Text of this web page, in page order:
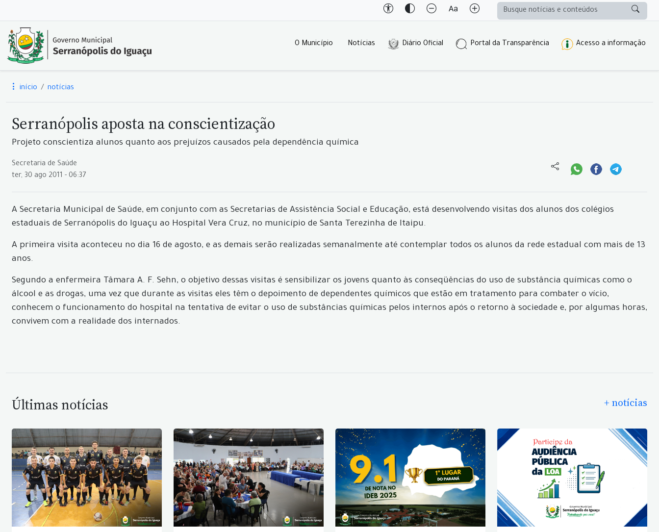
O Município Notícias Diário Oficial Portal da Transparência Acesso a informação
início notícias
Serranópolis aposta na conscientização
Projeto conscientiza alunos quanto aos prejuízos causados pela dependência química
Secretaria de Saúde
ter, 30 ago 2011 - 06:37
A Secretaria Municipal de Saúde, em conjunto com as Secretarias de Assistência Social e Educação, está desenvolvendo visitas dos alunos dos colégios
estaduais de Serranópolis do Iguaçu ao Hospital Vera Cruz, no município de Santa Terezinha de Itaipu.
A primeira visita aconteceu no dia 16 de agosto, e as demais serão realizadas semanalmente até contemplar todos os alunos da rede estadual com mais de 13
anos.
Segundo a enfermeira Tâmara A. F. Sehn, o objetivo dessas visitas é sensibilizar os jovens quanto às conseqüências do uso de substância químicas como o
álcool e as drogas, uma vez que durante as visitas eles têm o depoimento de dependentes químicos que estão em tratamento para combater o vício,
conhecem o funcionamento do hospital na tentativa de evitar o uso de substâncias químicas pelos internos após o retorno à sociedade e, por algumas horas,
convivem com a realidade dos internados.
Últimas notícias + notícias